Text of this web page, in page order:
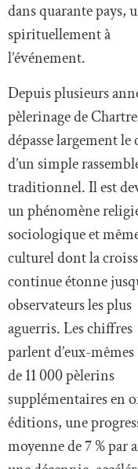
dans quarante pays,
spirituellement à
l’événement.
Depuis plusieurs
pèlerinage de
dépasse largement le
d’un simple
traditionnel. Il est
un phénomène
sociologique et
culturel dont la
continue étonne
observateurs les plus
aguerris. Les chiffres
parlent d’eux-
de 11 000 pèlerins
supplémentaires en
éditions, une
moyenne de 7 % par